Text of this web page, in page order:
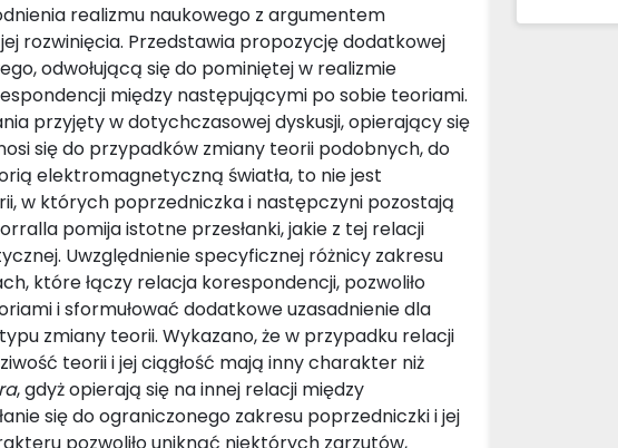
realizmu naukowego z argumentem
rozwinięcia. Przedstawia propozycję dodatkowej
odwołującą się do pominiętej w realizmie
między następującymi po sobie teoriami.
przyjęty w dotychczasowej dyskusji, opierający się
się do przypadków zmiany teorii podobnych, do
elektromagnetyczną światła, to nie jest
w których poprzedniczka i następczyni pozostają
pomija istotne przesłanki, jakie z tej relacji
Uwzględnienie specyficznej różnicy zakresu
które łączy relacja korespondencji, pozwoliło
i sformułować dodatkowe uzasadnienie dla
zmiany teorii. Wykazano, że w przypadku relacji
teorii i jej ciągłość mają inny charakter niż
, gdyż opierają się na innej relacji między
się do ograniczonego zakresu poprzedniczki i jej